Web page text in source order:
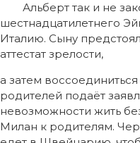
Альберт так и не
шестнадцатилетнего
Италию. Сыну
аттестат зрелости,
а затем
родителей подаёт
невозможности жить
Милан к родителям.